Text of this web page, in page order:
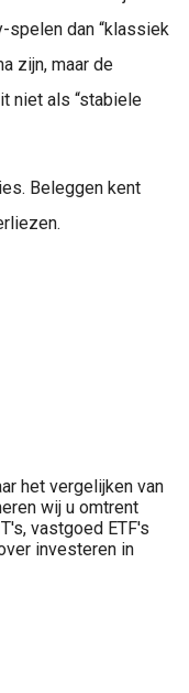
dan “klassiek
zijn, maar de
niet als “stabiele
Beleggen kent
het vergelijken van
wij u omtrent
vastgoed ETF's
investeren in